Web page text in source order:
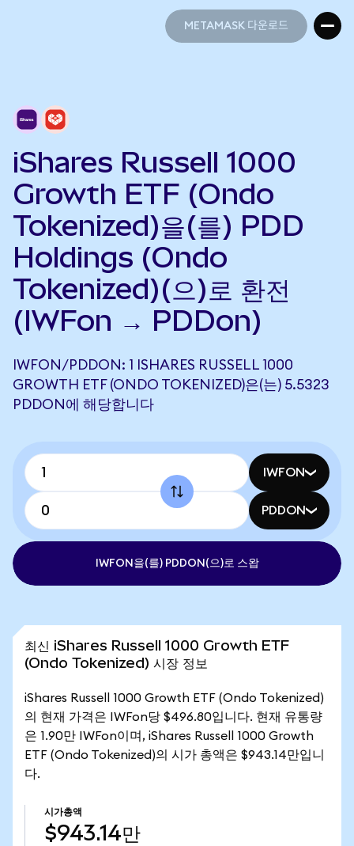
METAMASK 다운로드
iShares Russell 1000
Growth ETF (Ondo
Tokenized)을(를) PDD
Holdings (Ondo
Tokenized)(으)로 환전
(IWFon → PDDon)
IWFON/PDDON: 1 ISHARES RUSSELL 1000
GROWTH ETF (ONDO TOKENIZED)은(는) 5.5323
PDDON에 해당합니다
IWFON
PDDON
IWFON을(를) PDDON(으)로 스왑
최신 iShares Russell 1000 Growth ETF
(Ondo Tokenized) 시장 정보
iShares Russell 1000 Growth ETF (Ondo Tokenized)
의 현재 가격은 IWFon당 $496.80입니다. 현재 유통량
은 1.90만 IWFon이며, iShares Russell 1000 Growth
ETF (Ondo Tokenized)의 시가 총액은 $943.14만입니
다.
시가총액
$943.14만